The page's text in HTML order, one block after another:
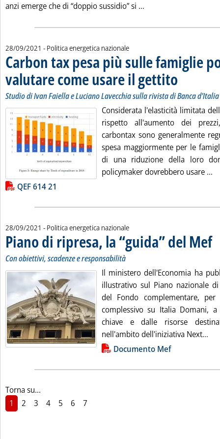
anzi emerge che di “doppio sussidio” si ...
28/09/2021 - Politica energetica nazionale
Carbon tax pesa più sulle famiglie
valutare come usare il gettito . Sottotitolo:
. Pubblicata
Studio di Ivan Faiella e Luciano Lavecchia sulla rivista di Banca d'Italia
Considerata l'elasticità limitata
rispetto all'aumento dei
carbontax sono generalmente
spesa maggiormente per le
di una riduzione della loro
policymaker dovrebbero usare ...
Lista allegati PDF alla notizia
QEF 614 21
28/09/2021 - Politica energetica nazionale
Piano di ripresa, la “guida” del Mef..
Con obiettivi, scadenze e responsabilità
Il ministero dell'Economia ha
illustrativo sul Piano nazionale
del Fondo complementare,
complessivo su Italia Domani,
chiave e dalle risorse
nell'ambito dell'iniziativa Next...
Lista allegati PDF alla notiziaDocumento Mef
Torna su...
1
2 3 4 5 6 7